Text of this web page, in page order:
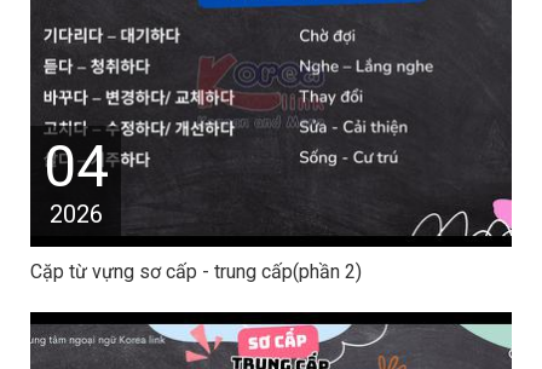
04
2026
Cặp từ vựng sơ cấp - trung cấp(phần 2)